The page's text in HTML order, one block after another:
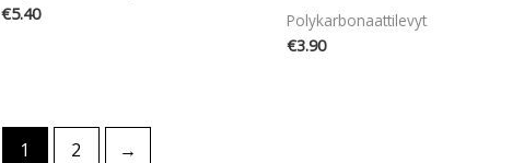
€5.40
Polykarbonaattilevyt
€3.90
1 2 →